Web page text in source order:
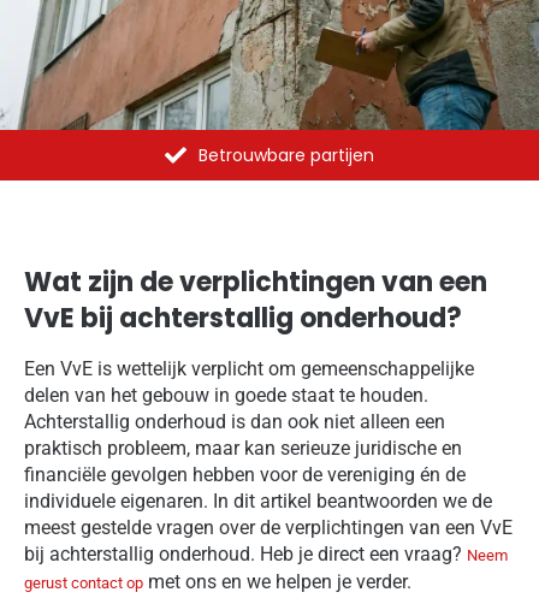
Al meer dan 1375 opdrachten uitgevoerd
Wat zijn de verplichtingen van een
VvE bij achterstallig onderhoud?
Een VvE is wettelijk verplicht om gemeenschappelijke
delen van het gebouw in goede staat te houden.
Achterstallig onderhoud is dan ook niet alleen een
praktisch probleem, maar kan serieuze juridische en
financiële gevolgen hebben voor de vereniging én de
individuele eigenaren. In dit artikel beantwoorden we de
meest gestelde vragen over de verplichtingen van een VvE
bij achterstallig onderhoud. Heb je direct een vraag? Neem
gerust contact op met ons en we helpen je verder.